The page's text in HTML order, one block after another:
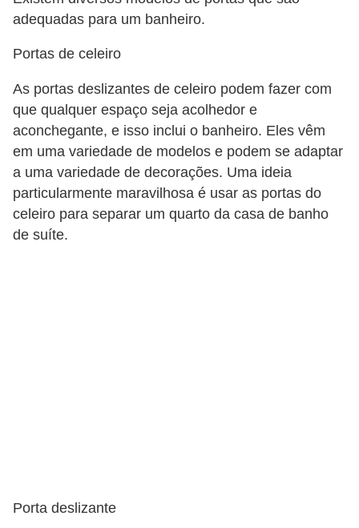
adequadas para um banheiro.
Portas de celeiro
As portas deslizantes de celeiro podem fazer com
que qualquer espaço seja acolhedor e
aconchegante, e isso inclui o banheiro. Eles vêm
em uma variedade de modelos e podem se adaptar
a uma variedade de decorações. Uma ideia
particularmente maravilhosa é usar as portas do
celeiro para separar um quarto da casa de banho
de suíte.
Porta deslizante